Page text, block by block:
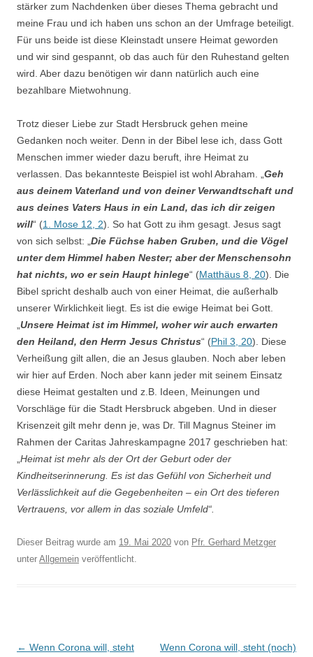
stärker zum Nachdenken über dieses Thema gebracht und
meine Frau und ich haben uns schon an der Umfrage beteiligt.
Für uns beide ist diese Kleinstadt unsere Heimat geworden
und wir sind gespannt, ob das auch für den Ruhestand gelten
wird. Aber dazu benötigen wir dann natürlich auch eine
bezahlbare Mietwohnung.
Trotz dieser Liebe zur Stadt Hersbruck gehen meine
Gedanken noch weiter. Denn in der Bibel lese ich, dass Gott
Menschen immer wieder dazu beruft, ihre Heimat zu
verlassen. Das bekannteste Beispiel ist wohl Abraham. „ Geh
aus deinem Vaterland und von deiner Verwandtschaft und
aus deines Vaters Haus in ein Land, das ich dir zeigen
will“ (1. Mose 12, 2). So hat Gott zu ihm gesagt. Jesus sagt
von sich selbst: „ Die Füchse haben Gruben, und die Vögel
unter dem Himmel haben Nester; aber der Menschensohn
hat nichts, wo er sein Haupt hinlege“ (Matthäus 8, 20). Die
Bibel spricht deshalb auch von einer Heimat, die außerhalb
unserer Wirklichkeit liegt. Es ist die ewige Heimat bei Gott.
Unsere Heimat ist im Himmel, woher wir auch erwarten
den Heiland, den Herrn Jesus Christus“ (Phil 3, 20). Diese
Verheißung gilt allen, die an Jesus glauben. Noch aber leben
wir hier auf Erden. Noch aber kann jeder mit seinem Einsatz
diese Heimat gestalten und z.B. Ideen, Meinungen und
Vorschläge für die Stadt Hersbruck abgeben. Und in dieser
Krisenzeit gilt mehr denn je, was Dr. Till Magnus Steiner im
Rahmen der Caritas Jahreskampagne 2017 geschrieben hat:
Heimat ist mehr als der Ort der Geburt oder der
Kindheitserinnerung. Es ist das Gefühl von Sicherheit und
Verlässlichkeit auf die Gegebenheiten – ein Ort des tieferen
Vertrauens, vor allem in das soziale Umfeld“.
Dieser Beitrag wurde am 19. Mai 2020 von Pfr. Gerhard Metzger
unter Allgemein veröffentlicht.
Beitragsnavigation
← Wenn Corona will, steht
Wenn Corona will, steht (noch)